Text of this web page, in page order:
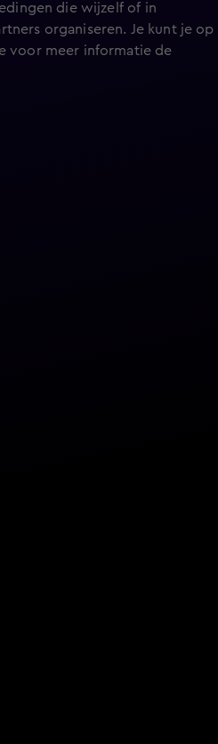
die wijzelf of in
organiseren. Je kunt je op
voor meer informatie de